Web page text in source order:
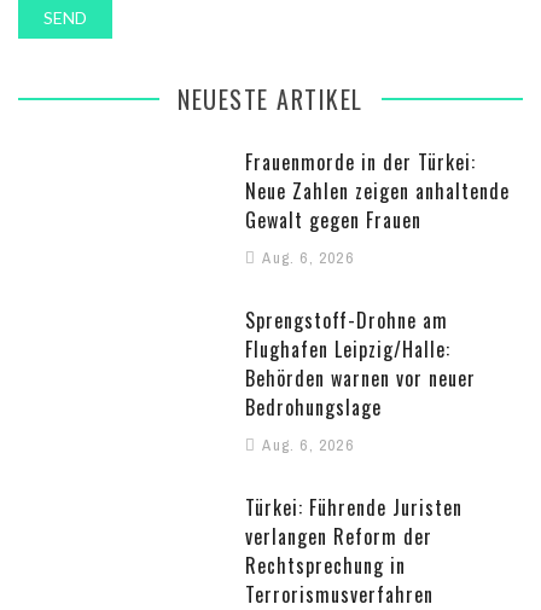
NEUESTE ARTIKEL
Frauenmorde in der Türkei:
Neue Zahlen zeigen anhaltende
Gewalt gegen Frauen
Aug. 6, 2026
Sprengstoff-Drohne am
Flughafen Leipzig/Halle:
Behörden warnen vor neuer
Bedrohungslage
Aug. 6, 2026
Türkei: Führende Juristen
verlangen Reform der
Rechtsprechung in
Terrorismusverfahren